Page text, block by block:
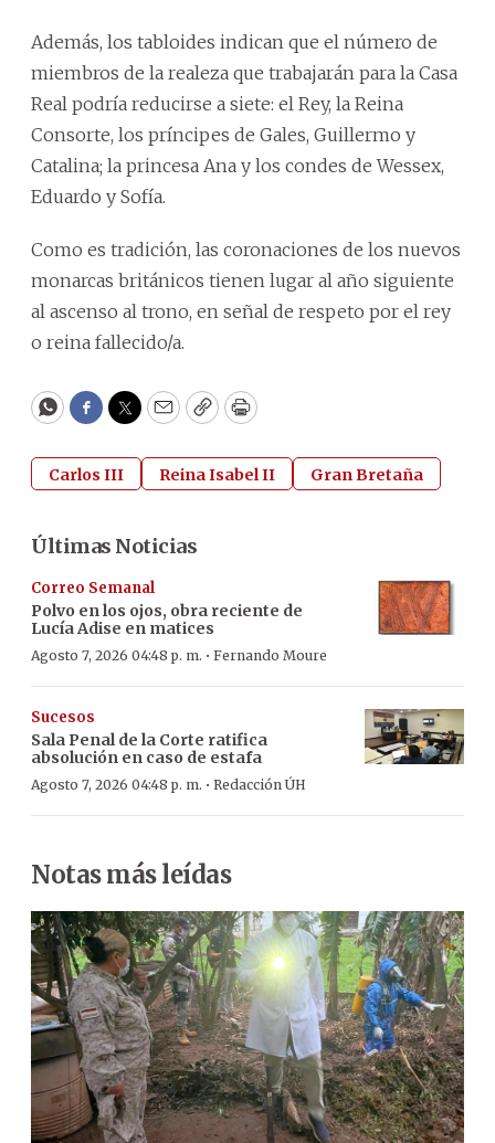
Además, los tabloides indican que el número de
miembros de la realeza que trabajarán para la Casa
Real podría reducirse a siete: el Rey, la Reina
Consorte, los príncipes de Gales, Guillermo y
Catalina; la princesa Ana y los condes de Wessex,
Eduardo y Sofía.
Como es tradición, las coronaciones de los nuevos
monarcas británicos tienen lugar al año siguiente
al ascenso al trono, en señal de respeto por el rey
o reina fallecido/a.
WhatsApp
Facebook
Twitter
EmailCopyPrint
Carlos III Reina Isabel II Gran Bretaña
Últimas Noticias
Correo Semanal
Polvo en los ojos, obra reciente de
Lucía Adise en matices
Agosto 7, 2026 04:48 p. m. · Fernando Moure
Sucesos
Sala Penal de la Corte ratifica
absolución en caso de estafa
Agosto 7, 2026 04:48 p. m. · Redacción ÚH
Notas más leídas